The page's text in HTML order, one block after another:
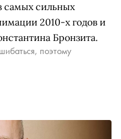
самых сильных
2010-х годов и
Бронзита.
поэтому